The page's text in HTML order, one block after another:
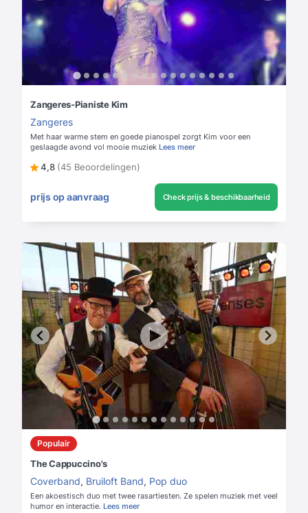
Zangeres-Pianiste Kim
Zangeres
Met haar warme stem en goede pianospel zorgt Kim voor een
geslaagde avond vol mooie muziek Lees meer
4,8 (45 Beoordelingen)
prijs op aanvraag Check prijs & beschikbaarheid
Populair
The Cappuccino's
Coverband, Bruiloft Band, Pop duo
Een akoestisch duo met twee rasartiesten. Ze spelen muziek met veel
humor en interactie. Lees meer